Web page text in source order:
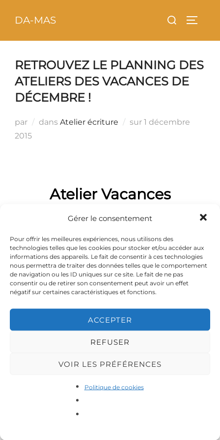
Gérer le consentement
Pour offrir les meilleures expériences, nous utilisons des
technologies telles que les cookies pour stocker et/ou accéder aux
informations des appareils. Le fait de consentir à ces technologies
nous permettra de traiter des données telles que le comportement
de navigation ou les ID uniques sur ce site. Le fait de ne pas
consentir ou de retirer son consentement peut avoir un effet
négatif sur certaines caractéristiques et fonctions.
ACCEPTER
REFUSER
VOIR LES PRÉFÉRENCES
Politique de cookies
DA-MAS Rechercher :
RETROUVEZ LE PLANNING DES
ATELIERS DES VACANCES DE
DÉCEMBRE !
par dans Atelier écriture sur Publié
1 décembre
2015
Atelier Vacances
Décembre